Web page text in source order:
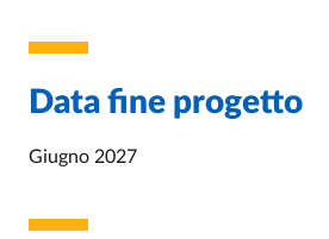
Data fine progetto
Giugno 2027